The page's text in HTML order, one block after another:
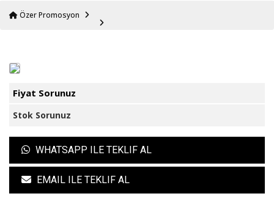
Özer Promosyon
Fiyat Sorunuz
Stok Sorunuz
WHATSAPP ILE TEKLIF AL
EMAIL ILE TEKLIF AL